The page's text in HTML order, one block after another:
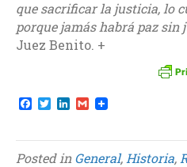
que sacrificar la justicia, lo
porque jamás habrá paz sin
Juez Benito. +
F
a
e
b
T
w
t
t
L
k
e
G
m
i
l
Posted inGeneral, Historia,